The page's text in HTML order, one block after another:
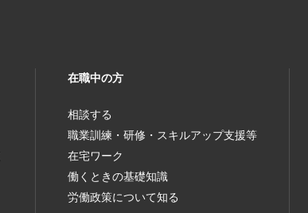
在職中の方
相談する
職業訓練・研修・スキルアップ支援等
在宅ワーク
働くときの基礎知識
労働政策について知る